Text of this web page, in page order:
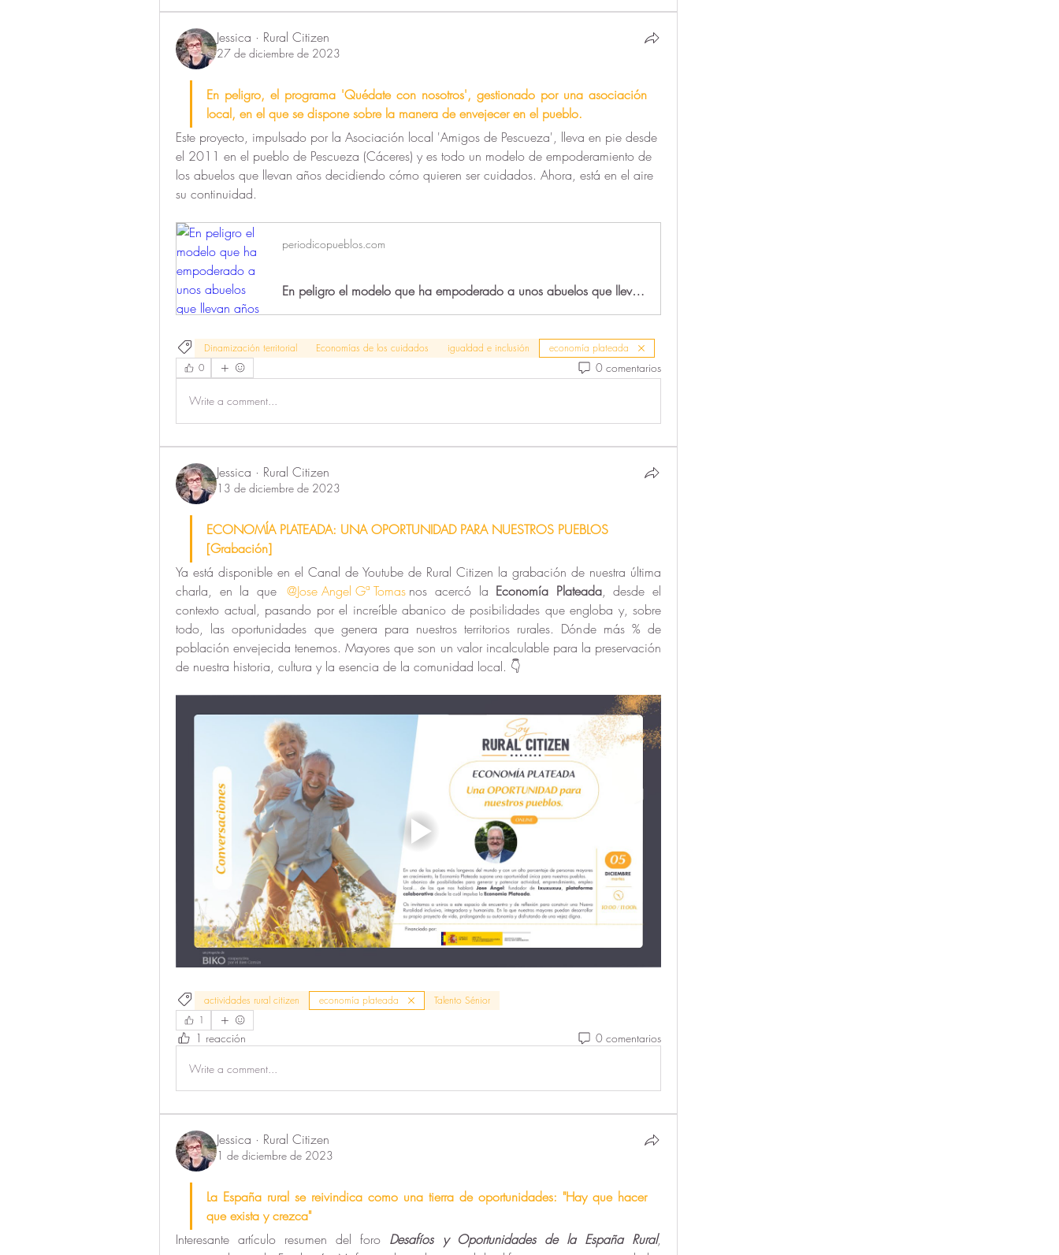
Jessica · Rural Citizen
27 de diciembre de 2023
En peligro, el programa 'Quédate con nosotros', gestionado por una asociación
local, en el que se dispone sobre la manera de envejecer en el pueblo.
Este proyecto, impulsado por la Asociación local 'Amigos de Pescueza', lleva en pie desde
el 2011 en el pueblo de Pescueza (Cáceres) y es todo un modelo de empoderamiento de
los abuelos que llevan años decidiendo cómo quieren ser cuidados. Ahora, está en el aire
su continuidad.
periodicopueblos.com
En peligro el modelo que ha empoderado a unos abuelos que llevan años decidiendo cómo quieren ser cuidados
Dinamización territorial Economías de los cuidados igualdad e inclusión
economía plateada
0
0 comentarios
Write a comment...
Jessica · Rural Citizen
13 de diciembre de 2023
ECONOMÍA PLATEADA: UNA OPORTUNIDAD PARA NUESTROS PUEBLOS
[Grabación]
Ya está disponible en el Canal de Youtube de Rural Citizen la grabación de nuestra última
charla, en la que
@Jose Angel Gª Tomas nos acercó la Economía Plateada, desde el
contexto actual, pasando por el increíble abanico de posibilidades que engloba y, sobre
todo, las oportunidades que genera para nuestros territorios rurales. Dónde más % de
población envejecida tenemos. Mayores que son un valor incalculable para la preservación
de nuestra historia, cultura y la esencia de la comunidad local. 👇
actividades rural citizen economía plateada
Talento Sénior
1
1 reacción 0 comentarios
Write a comment...
Jessica · Rural Citizen
1 de diciembre de 2023
La España rural se reivindica como una tierra de oportunidades: "Hay que hacer
que exista y crezca"
Interesante artículo resumen del foro Desafíos y Oportunidades de la España Rural,